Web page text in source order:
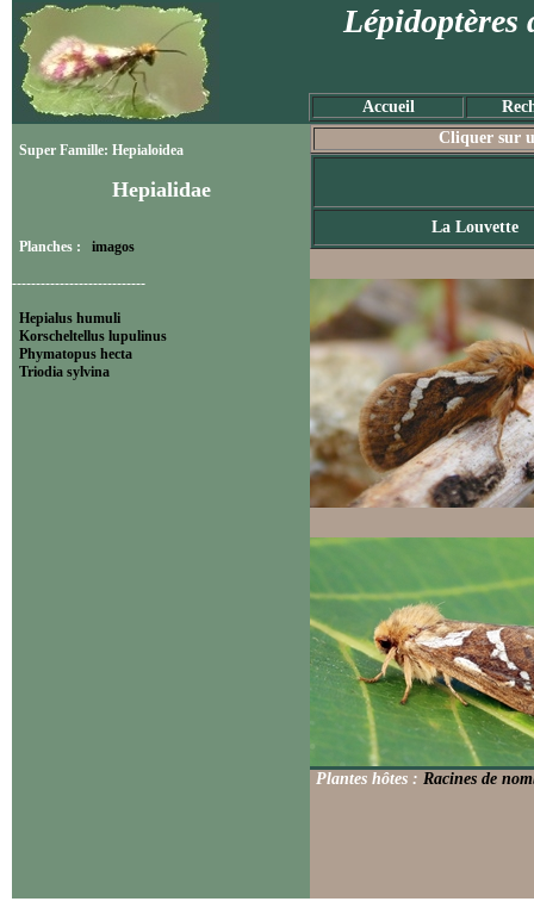
Lépidoptères
Accueil
Super Famille: Hepialoidea
Hepialidae
Planches : imagos
----------------------------
Hepialus humuli
Korscheltellus lupulinus
Phymatopus hecta
Triodia sylvina
Cliquer sur
La Louvette
Plantes hôtes : Racines de